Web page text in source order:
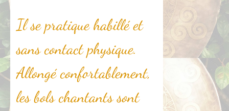
Il se pratique habillé et
sans contact physique.
Allongé confortablement,
les bols chantants sont